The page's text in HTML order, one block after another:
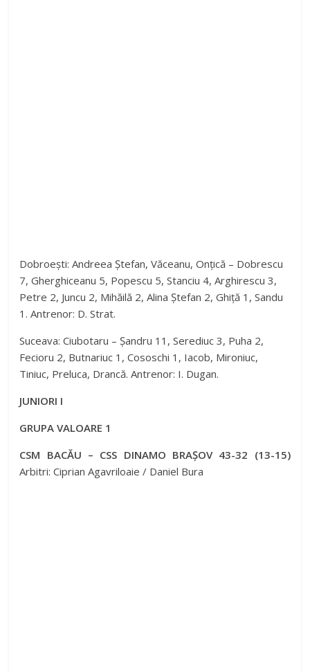
Dobroești: Andreea Ștefan, Văceanu, Onțică – Dobrescu
7, Gherghiceanu 5, Popescu 5, Stanciu 4, Arghirescu 3,
Petre 2, Juncu 2, Mihăilă 2, Alina Ștefan 2, Ghiță 1, Sandu
1. Antrenor: D. Strat.
Suceava: Ciubotaru – Șandru 11, Serediuc 3, Puha 2,
Fecioru 2, Butnariuc 1, Cososchi 1, Iacob, Mironiuc,
Tiniuc, Preluca, Drancă. Antrenor: I. Dugan.
JUNIORI I
GRUPA VALOARE 1
CSM BACĂU – CSS DINAMO BRAȘOV 43-32 (13-15)
Arbitri: Ciprian Agavriloaie / Daniel Bura